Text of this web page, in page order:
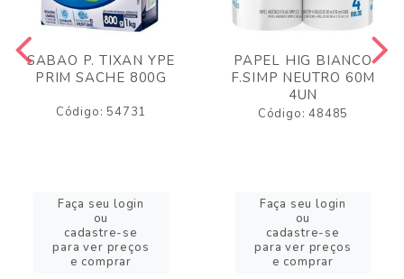
SABAO P. TIXAN YPE
PRIM SACHE 800G
Código: 54731
Faça seu login
ou
cadastre-se
para ver preços
e comprar
PAPEL HIG BIANCO
F.SIMP NEUTRO 60M
4UN
Código: 48485
Faça seu login
ou
cadastre-se
para ver preços
e comprar